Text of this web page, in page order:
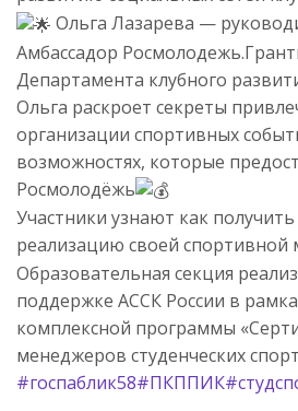
Ольга Лазарева —
Амбассадор
Департамента клубного
Ольга раскроет секреты
организации спортивных
возможностях, которые
Росмолодёжь
Участники узнают как получить
реализацию своей спортивной
Образовательная секция
поддержке АССК России в
комплексной программы
менеджеров студенческих
#госпаблик58#ПКППИК